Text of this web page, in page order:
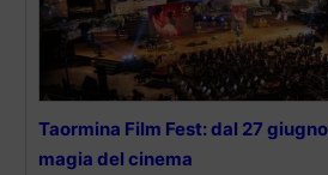
Taormina Film Fest: dal 27
magia del cinema